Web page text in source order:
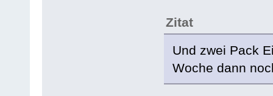
Zitat
Und zwei Pack
Woche dann